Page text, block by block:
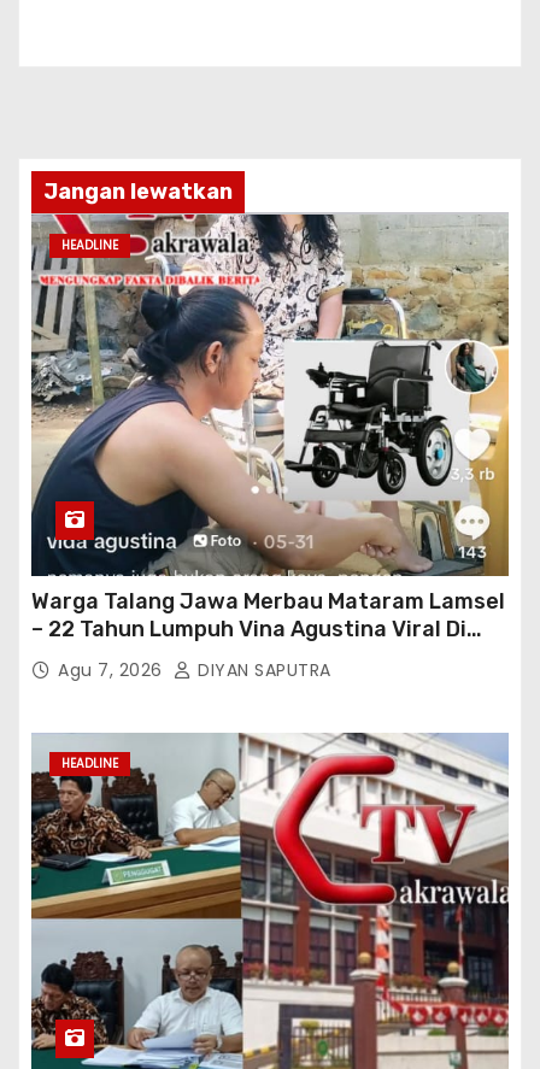
Jangan lewatkan
HEADLINE
Warga Talang Jawa Merbau Mataram Lamsel
– 22 Tahun Lumpuh Vina Agustina Viral Di
Tiktok Inginkan Kursi Roda Listrik, Kepala
Perwakilan Provinsi Lampung Media
Bertindak
Agu 7, 2026 DIYAN SAPUTRA
HEADLINE